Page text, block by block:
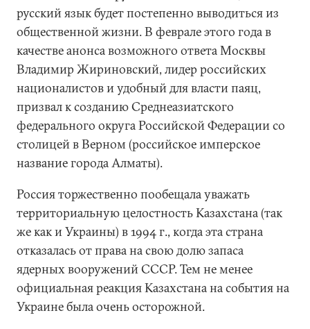
русский язык будет постепенно выводиться из
общественной жизни. В феврале этого года в
качестве анонса возможного ответа Москвы
Владимир Жириновский, лидер российских
националистов и удобный для власти паяц,
призвал к созданию Среднеазиатского
федерального округа Российской Федерации со
столицей в Верном (российское имперское
название города Алматы).
Россия торжественно пообещала уважать
территориальную целостность Казахстана (так
же как и Украины) в 1994 г., когда эта страна
отказалась от права на свою долю запаса
ядерных вооружений СССР. Тем не менее
официальная реакция Казахстана на события на
Украине была очень осторожной.